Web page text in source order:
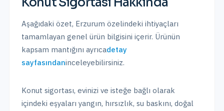
Aşağıdaki özet, Erzurum özelindeki ihtiyaçları
tamamlayan genel ürün bilgisini içerir. Ürünün
kapsam mantığını ayrıcadetay
sayfasındaninceleyebilirsiniz.
Konut sigortası, evinizi ve isteğe bağlı olarak
içindeki eşyaları yangın, hırsızlık, su baskını, doğal